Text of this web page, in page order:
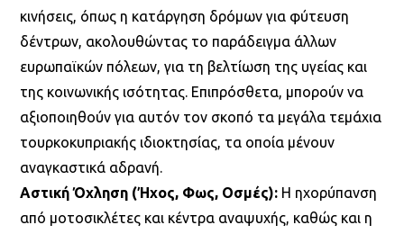
κινήσεις, όπως η κατάργηση δρόμων για φύτευση
δέντρων, ακολουθώντας το παράδειγμα άλλων
ευρωπαϊκών πόλεων, για τη βελτίωση της υγείας και
της κοινωνικής ισότητας. Επιπρόσθετα, μπορούν να
αξιοποιηθούν για αυτόν τον σκοπό τα μεγάλα τεμάχια
τουρκοκυπριακής ιδιοκτησίας, τα οποία μένουν
αναγκαστικά αδρανή.
Αστική Όχληση (Ήχος, Φως, Οσμές): Η ηχορύπανση
από μοτοσικλέτες και κέντρα αναψυχής, καθώς και η